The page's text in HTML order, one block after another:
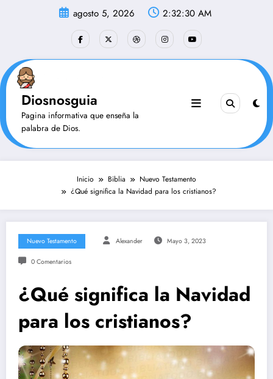
agosto 5, 2026 2:32:31 AM
Diosnosguia
Pagina informativa que enseña la
palabra de Dios.
Inicio Biblia
Nuevo Testamento
¿Qué significa la Navidad para los cristianos?
Nuevo Testamento Alexander Mayo 3, 2023
0 Comentarios
¿Qué significa la Navidad
para los cristianos?